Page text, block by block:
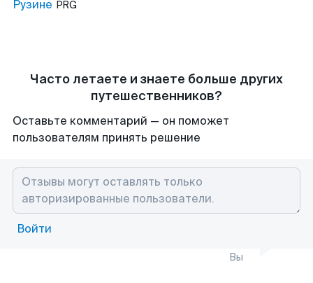
Рузине PRG
Часто летаете и знаете больше других
путешественников?
Оставьте комментарий — он поможет
пользователям принять решение
Войти
Вы